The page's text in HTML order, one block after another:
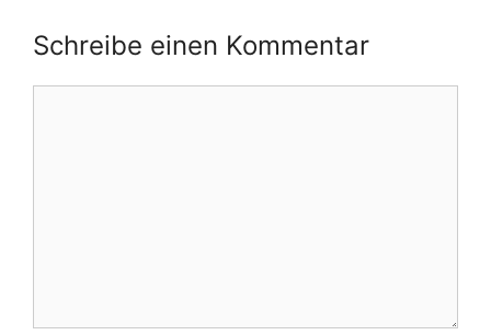
Schreibe einen Kommentar